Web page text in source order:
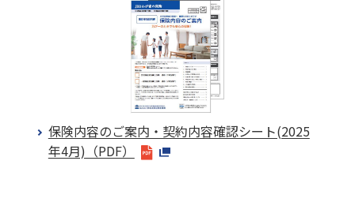
保険内容のご案内・契約内容確認シート(2025
年4月)（PDF）